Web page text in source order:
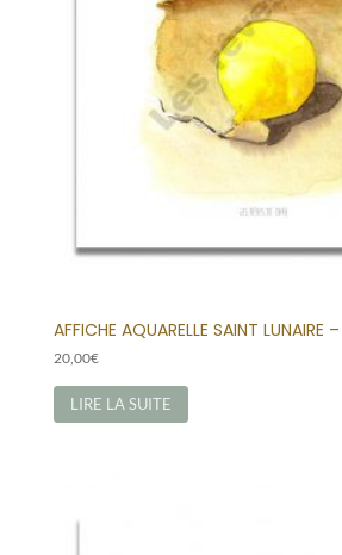
AFFICHE AQUARELLE SAINT LUNAIRE
20,00€
LIRE LA SUITE